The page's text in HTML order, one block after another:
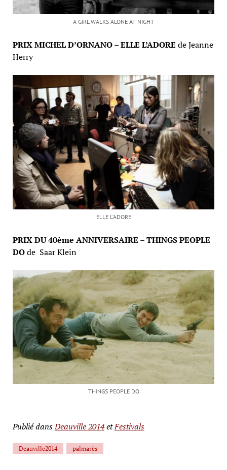
A GIRL WALKS ALONE AT NIGHT
PRIX MICHEL D’ORNANO – ELLE L’ADORE de Jeanne
Herry
ELLE L’ADORE
PRIX DU 40ème ANNIVERSAIRE –THINGS PEOPLE
DOde Saar Klein
THINGS PEOPLE DO
Publié dansDeauville 2014etFestivals
Deauville2014 palmarès